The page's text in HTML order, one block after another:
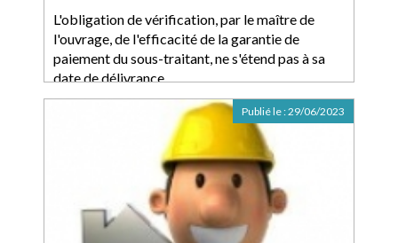
L'obligation de vérification, par le maître de
l'ouvrage, de l'efficacité de la garantie de
paiement du sous-traitant, ne s'étend pas à sa
date de délivrance
Publié le :29/06/2023